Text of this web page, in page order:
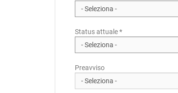
Status attuale *
Preavviso